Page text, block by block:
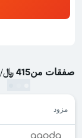
صفقات من415 ﷼ /
مزود